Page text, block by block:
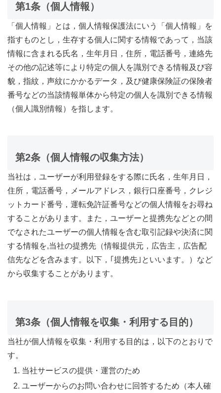
第1条（個人情報）
「個人情報」とは，個人情報保護法にいう「個人情報」を
指すものとし，生存する個人に関する情報であって，当該
情報に含まれる氏名，生年月日，住所，電話番号，連絡先
その他の記述等により特定の個人を識別できる情報及び容
貌，指紋，声紋にかかるデータ，及び健康保険証の保険者
番号などの当該情報単体から特定の個人を識別できる情報
（個人識別情報）を指します。
第2条（個人情報の収集方法）
当社は，ユーザーが利用登録をする際に氏名，生年月日，
住所，電話番号，メールアドレス，銀行口座番号，クレジ
ットカード番号，運転免許証番号などの個人情報をお尋ね
することがあります。また，ユーザーと提携先などとの間
でなされたユーザーの個人情報を含む取引記録や決済に関
する情報を,当社の提携先（情報提供元，広告主，広告配
信先などを含みます。以下，｢提携先｣といいます。）など
から収集することがあります。
第3条（個人情報を収集・利用する目的）
当社が個人情報を収集・利用する目的は，以下のとおりで
す。
当社サービスの提供・運営のため
ユーザーからのお問い合わせに回答するため（本人確